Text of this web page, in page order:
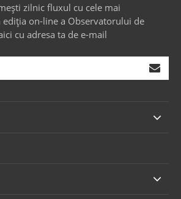
zilnic fluxul cu cele mai
on-line a Observatorului de
cu adresa ta de e-mail